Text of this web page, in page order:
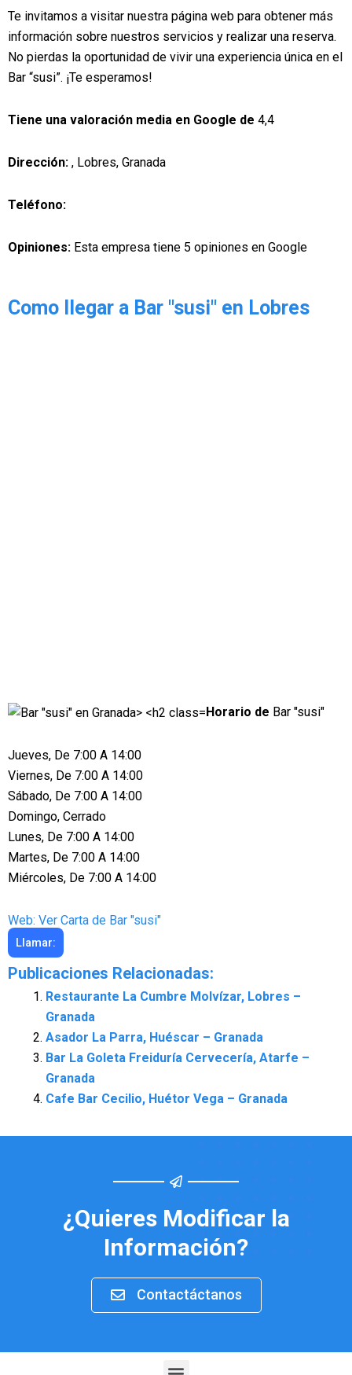
Te invitamos a visitar nuestra página web para obtener más
información sobre nuestros servicios y realizar una reserva.
No pierdas la oportunidad de vivir una experiencia única en el
Bar “susi”. ¡Te esperamos!
Tiene una valoración media en Google de 4,4
Dirección: , Lobres, Granada
Teléfono:
Opiniones: Esta empresa tiene 5 opiniones en Google
Como llegar a Bar "susi" en Lobres
Horario de Bar "susi"
Jueves, De 7:00 A 14:00
Viernes, De 7:00 A 14:00
Sábado, De 7:00 A 14:00
Domingo, Cerrado
Lunes, De 7:00 A 14:00
Martes, De 7:00 A 14:00
Miércoles, De 7:00 A 14:00
Web: Ver Carta de Bar "susi"
Llamar:
Publicaciones Relacionadas:
Restaurante La Cumbre Molvízar, Lobres –
Granada
Asador La Parra, Huéscar – Granada
Bar La Goleta Freiduría Cervecería, Atarfe –
Granada
Cafe Bar Cecilio, Huétor Vega – Granada
¿Quieres Modificar la
Información?
Contactáctanos
Menu